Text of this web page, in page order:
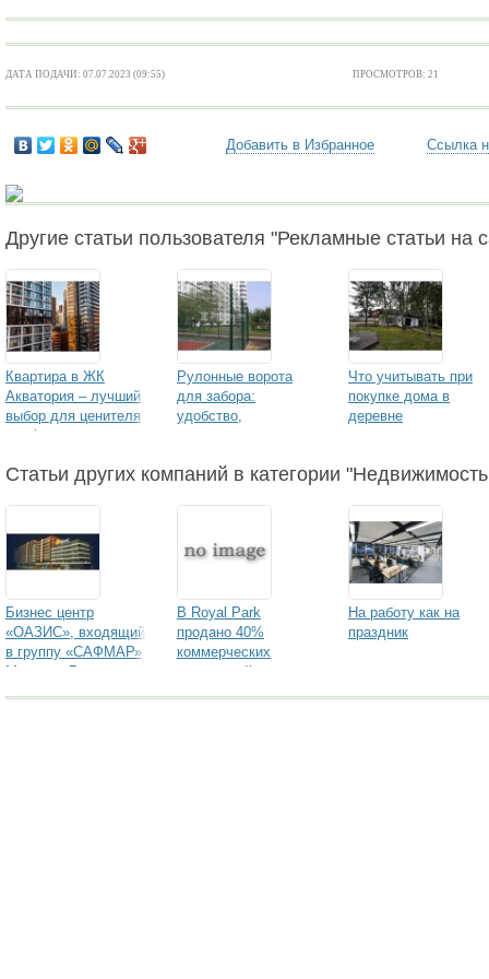
ДАТА ПОДАЧИ: 07.07.2023 (09:55) ПРОСМОТРОВ: 21
Добавить в Избранное Ссылка
Другие статьи пользователя "Рекламные статьи на
Квартира в ЖК
Акватория – лучший
выбор для ценителя
комфорта
Рулонные ворота
для забора:
удобство,
компании Zaborkin
Что учитывать при
покупке дома в
деревне
Статьи других компаний в категории
Бизнес центр
«ОАЗИС», входящий
в группу «САФМАР»
Михаила Гуцериева,
В Royal Park
продано 40%
коммерческих
помещений
На работу как на
праздник